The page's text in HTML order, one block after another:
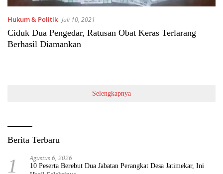
Hukum & Politik Juli 10, 2021
Ciduk Dua Pengedar, Ratusan Obat Keras Terlarang
Berhasil Diamankan
Selengkapnya
Berita Terbaru
1 Agustus 6, 2026
10 Peserta Berebut Dua Jabatan Perangkat Desa Jatimekar, Ini